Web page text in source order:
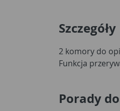
Szczegóły
2 komory do
Funkcja
Porady